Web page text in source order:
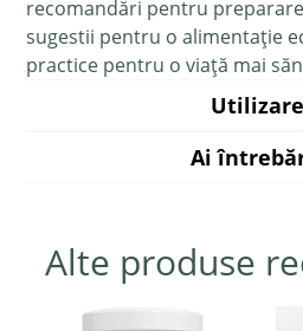
recomandări pentru
sugestii pentru o alimentație
practice pentru o viață mai
Utilizare
Ai
Alte produse